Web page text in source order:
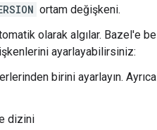
ortam değişkeni.
olarak algılar. Bazel'e
ayarlayabilirsiniz:
birini ayarlayın. Ayrıca
dizini